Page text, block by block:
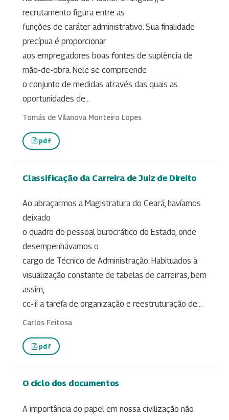
recrutamento figura entre as
funções de caráter administrativo. Sua finalidade
precípua é proporcionar
aos empregadores boas fontes de suplência de
mão-de-obra. Nele se compreende
o conjunto de medidas através das quais as
oportunidades de...
Tomás de Vilanova Monteiro Lopes
pdf
Classificação da Carreira de Juiz de Direito
Ao abraçarmos a Magistratura do Ceará, havíamos
deixado
o quadro do pessoal burocrático do Estado, onde
desempenhávamos o
cargo de Técnico de Administração. Habituados à
visualização constante de tabelas de carreiras, bem
assim,
cc-.i! a tarefa de organização e reestruturação de...
Carlos Feitosa
pdf
O ciclo dos documentos
A importância do papel em nossa civilização não